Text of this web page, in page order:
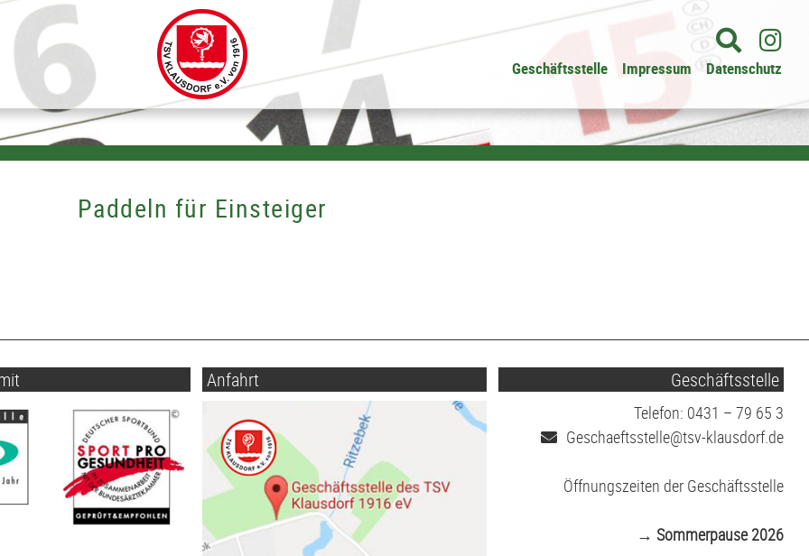
Geschäftsstelle Impressum Datenschutz
Paddeln für Einsteiger
Anfahrt Geschäftsstelle
Telefon: 0431 – 79 65 3
Geschaeftsstelle@tsv-klausdorf.de
Öffnungszeiten der Geschäftsstelle
→ Sommerpause 2026